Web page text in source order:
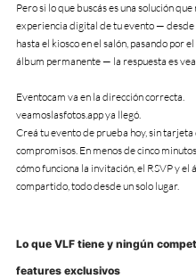
Pero si lo que buscás es una solución
experiencia digital de tu evento —
hasta el kiosco en el salón, pasando por el
álbum permanente — la respuesta es
Eventocam va en la dirección correcta.
veamoslasfotos.app ya llegó.
Creá tu evento de prueba hoy, sin
compromisos. En menos de cinco
cómo funciona la invitación, el RSVP y el
compartido, todo desde un solo lugar.
Lo que VLF tiene y ningún
features exclusivos